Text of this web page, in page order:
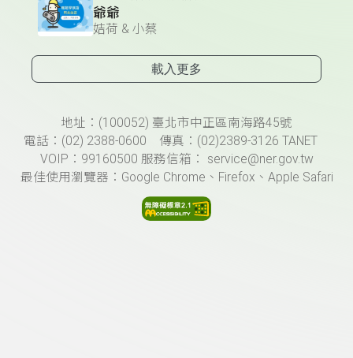
爺爺
姞荷 & 小蔡
載入更多
頁尾資訊地址：(100052) 臺北市中正區南海路45號
電話：(02) 2388-0600 傳真：(02)2389-3126 TANET
VOIP：99160500 服務信箱： service@ner.gov.tw
最佳使用瀏覽器：Google Chrome、Firefox、Apple Safari